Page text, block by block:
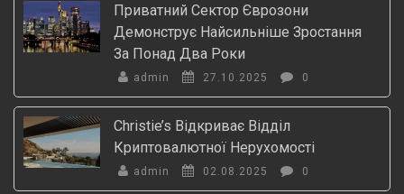
Приватний Сектор Єврозони
Демонструє Найсильніше Зростання
За Понад Два Роки
admin 27.10.2025 0
Christie’s Відкриває Відділ
Криптовалютної Нерухомості
admin 02.08.2025 0